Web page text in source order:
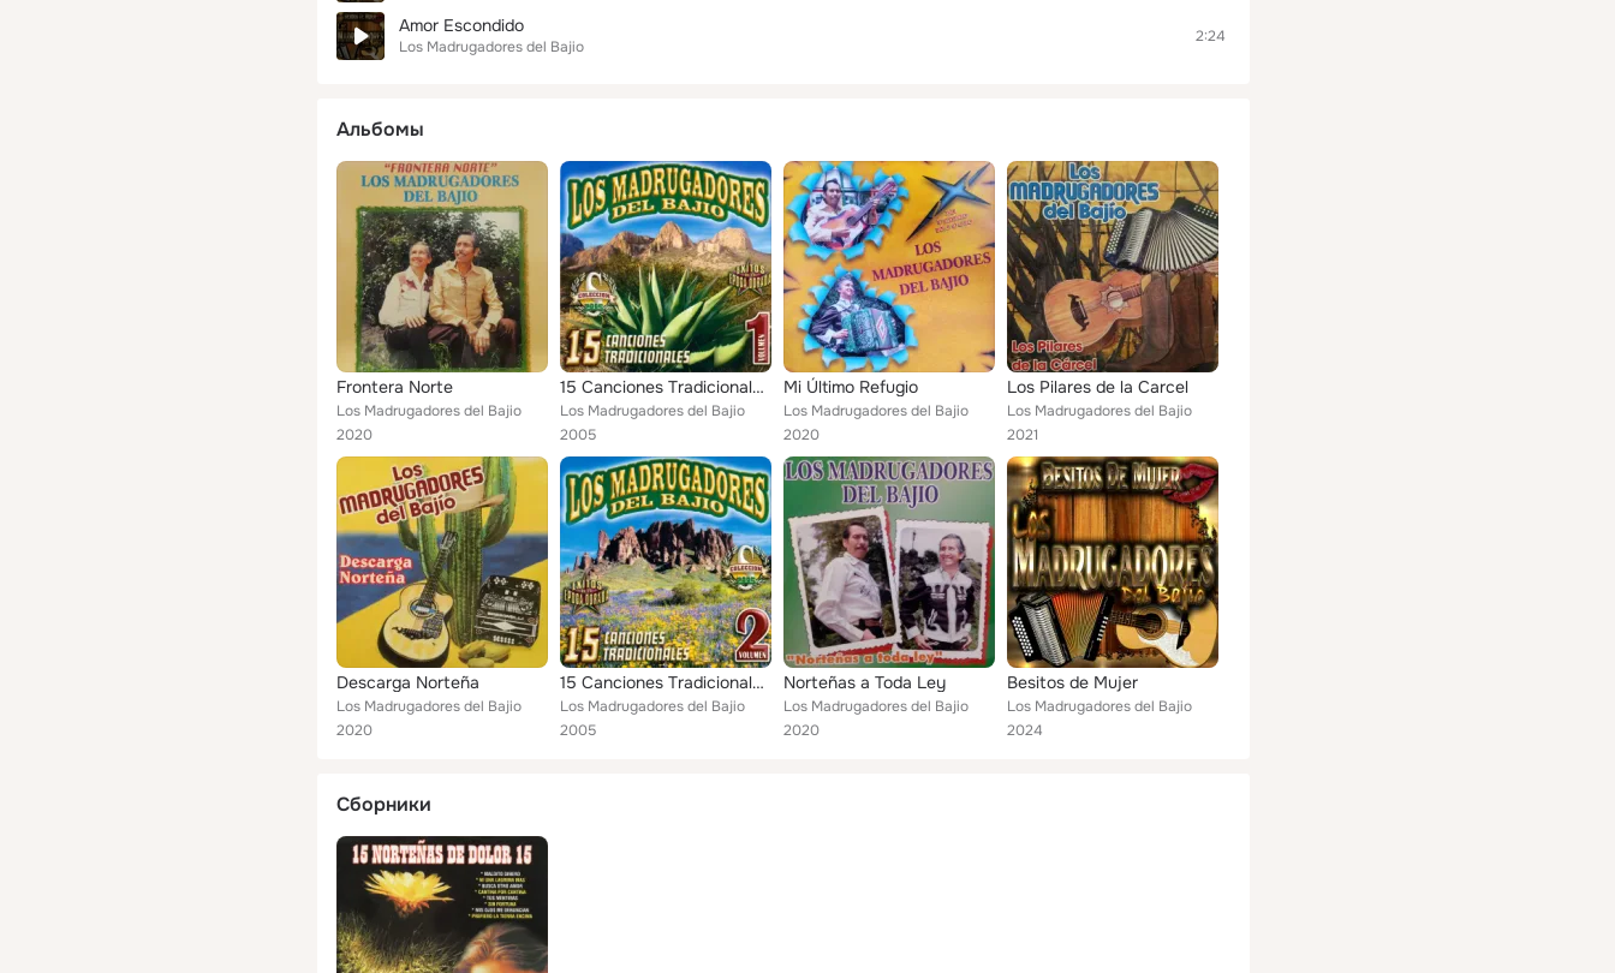
Amor Escondido
Los Madrugadores del Bajio
2:24
Альбомы
Frontera Norte
Los Madrugadores del Bajio
2020
15 Canciones Tradicionales, Vol. 1
Los Madrugadores del Bajio
2005
Mi Último Refugio
Los Madrugadores del Bajio
2020
Los Pilares de la Carcel
Los Madrugadores del Bajio
2021
Descarga Norteña
Los Madrugadores del Bajio
2020
15 Canciones Tradicionales, Vol. 2
Los Madrugadores del Bajio
2005
Norteñas a Toda Ley
Los Madrugadores del Bajio
2020
Besitos de Mujer
Los Madrugadores del Bajio
2024
Сборники